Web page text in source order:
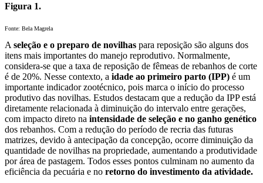
Figura 1.
Fonte: Bela Magrela
A seleção e o preparo de novilhas para reposição são alguns dos
itens mais importantes do manejo reprodutivo. Normalmente,
considera-se que a taxa de reposição de fêmeas de rebanhos de corte
é de 20%. Nesse contexto, a idade ao primeiro parto (IPP) é um
importante indicador zootécnico, pois marca o início do processo
produtivo das novilhas. Estudos destacam que a redução da IPP está
diretamente relacionada à diminuição do intervalo entre gerações,
com impacto direto na intensidade de seleção e no ganho genético
dos rebanhos. Com a redução do período de recria das futuras
matrizes, devido à antecipação da concepção, ocorre diminuição da
quantidade de novilhas na propriedade, aumentando a produtividade
por área de pastagem. Todos esses pontos culminam no aumento da
eficiência da pecuária e no retorno do investimento da atividade.